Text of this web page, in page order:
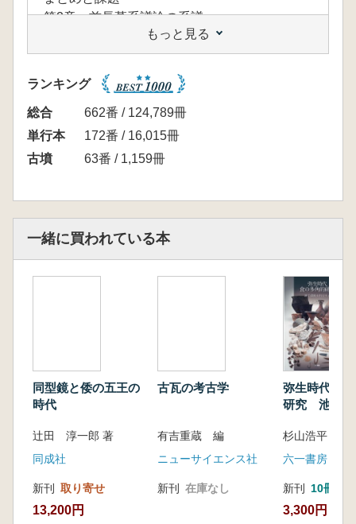
第2章 首長墓系譜論の系譜
用語上の問題
首長墓系譜論の展開
首長墓系譜論の特質と問題点
器物保有と首長墓系譜
首長墓系譜の継続面の意義
「一代一墳」の再検討
複数埋葬からみた首長墓系譜
威信財研究の展開
鏡の流通・保有状況の変遷と古墳の出現過程
古墳の出現と鏡の社会的役割―「伝世鏡」論の
再賦活
目的
首長墓系譜における鏡の保有状況
課題と展望
もっと見る
ランキング
総合
662番 / 124,789冊
単行本
172番 / 16,015冊
古墳
63番 / 1,159冊
一緒に買われている本
同型鏡と倭の五王の
時代
辻田 淳一郎 著
同成社
新刊 取り寄せ
13,200円
古瓦の考古学
有吉重蔵 編
ニューサイエンス社
新刊 在庫なし
弥生時代食
研究 池子遺
杉山浩平 編
六一書房
新刊 10冊以上
3,300円